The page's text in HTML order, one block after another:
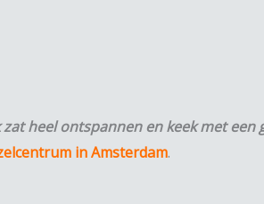
heel ontspannen en keek met
in Amsterdam.